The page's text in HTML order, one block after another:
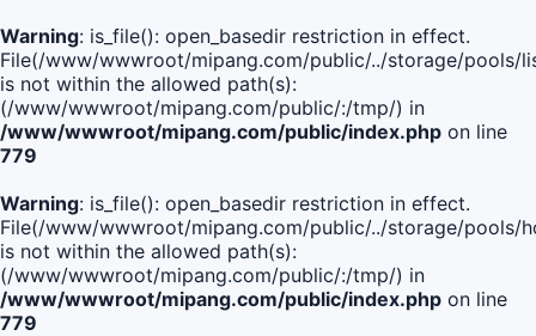
Warning: is_file(): open_basedir restriction in effect.
File(/www/wwwroot/mipang.com/public/../storage/pools/
is not within the allowed path(s):
(/www/wwwroot/mipang.com/public/:/tmp/) in
/www/wwwroot/mipang.com/public/index.php on line
779
Warning: is_file(): open_basedir restriction in effect.
File(/www/wwwroot/mipang.com/public/../storage/pools/
is not within the allowed path(s):
(/www/wwwroot/mipang.com/public/:/tmp/) in
/www/wwwroot/mipang.com/public/index.php on line
779